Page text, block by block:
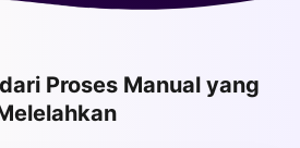
dari Proses Manual yang